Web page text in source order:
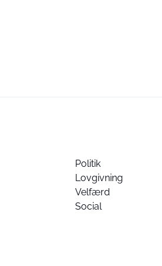
Politik
Lovgivning
Velfærd
Social